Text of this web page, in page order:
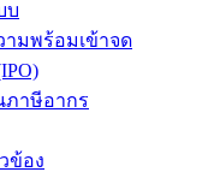
บ
ามพร้อมเข้าจด
ภาษีอากร
ข้อง